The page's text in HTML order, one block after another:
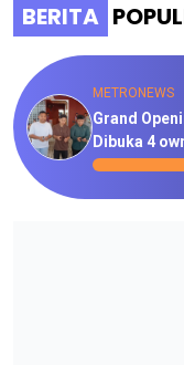
BERITA
METRONEWS
Grand
Dibuka 4